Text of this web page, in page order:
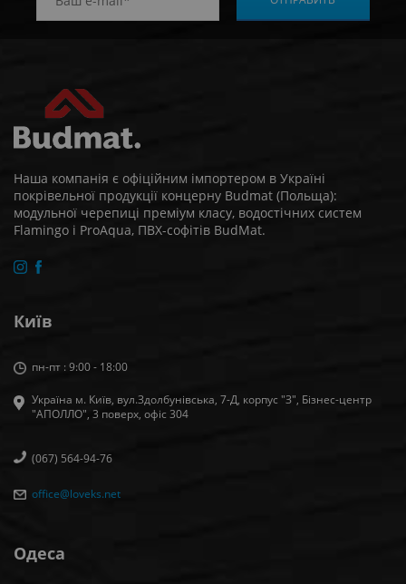
Наша компанія є офіційним імпортером в Україні
покрівельної продукції концерну Budmat (Польща):
модульної черепиці преміум класу, водостічних систем
Flamingo і ProAqua, ПВХ-софітів BudMat.
Київ
пн-пт : 9:00 - 18:00
Україна м. Київ, вул.Здолбунівська, 7-Д, корпус "З", Бізнес-центр
"АПОЛЛО", 3 поверх, офiс 304
(067) 564-94-76
office@loveks.net
Одеса